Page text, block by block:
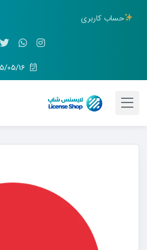
حساب کاربری